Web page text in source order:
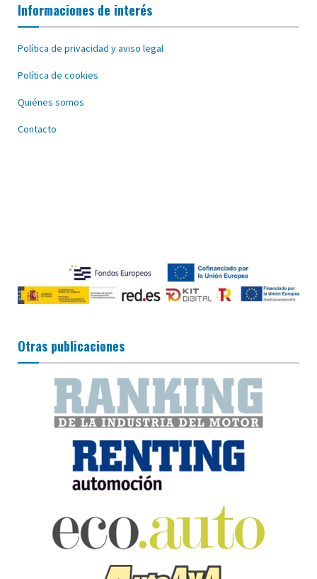
Informaciones de interés
Política de privacidad y aviso legal
Política de cookies
Quiénes somos
Contacto
Otras publicaciones